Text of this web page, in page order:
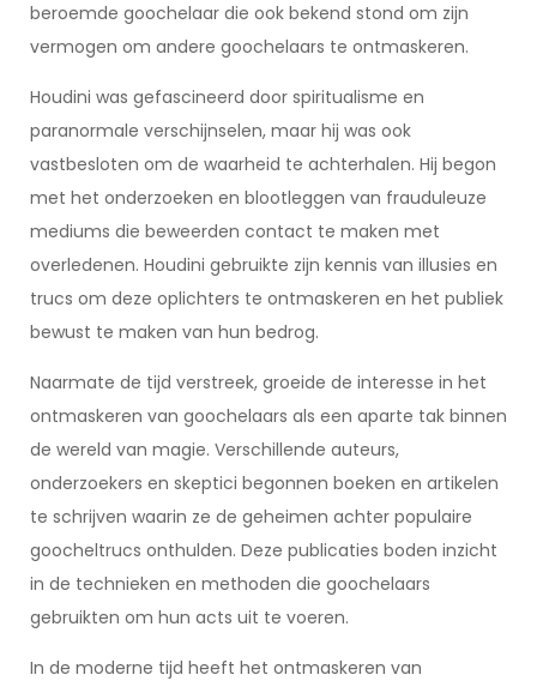
beroemde goochelaar die ook bekend stond om zijn
vermogen om andere goochelaars te ontmaskeren.
Houdini was gefascineerd door spiritualisme en
paranormale verschijnselen, maar hij was ook
vastbesloten om de waarheid te achterhalen. Hij begon
met het onderzoeken en blootleggen van frauduleuze
mediums die beweerden contact te maken met
overledenen. Houdini gebruikte zijn kennis van illusies en
trucs om deze oplichters te ontmaskeren en het publiek
bewust te maken van hun bedrog.
Naarmate de tijd verstreek, groeide de interesse in het
ontmaskeren van goochelaars als een aparte tak binnen
de wereld van magie. Verschillende auteurs,
onderzoekers en skeptici begonnen boeken en artikelen
te schrijven waarin ze de geheimen achter populaire
goocheltrucs onthulden. Deze publicaties boden inzicht
in de technieken en methoden die goochelaars
gebruikten om hun acts uit te voeren.
In de moderne tijd heeft het ontmaskeren van